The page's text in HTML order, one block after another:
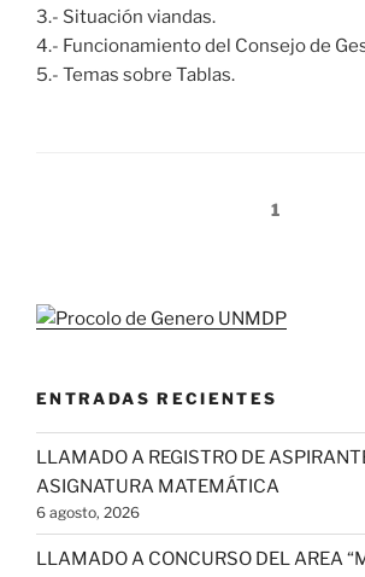
3.- Situación viandas.
4.- Funcionamiento del Consejo de
5.- Temas sobre Tablas.
Página1
ENTRADAS RECIENTES
LLAMADO A REGISTRO DE
ASIGNATURA MATEMÁTICA
6 agosto, 2026
LLAMADO A CONCURSO DEL AREA